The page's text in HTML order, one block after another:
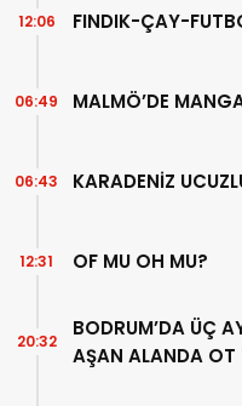
FINDIK-ÇAY-
12:06
MALMÖ’DE
06:49
KARADENİZ
06:43
OF MU OH MU?
12:31
BODRUM’DA ÜÇ
AŞAN ALANDA OT
20:32